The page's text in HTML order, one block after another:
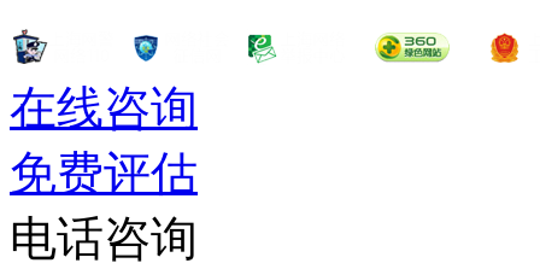
在线咨询
免费评估
电话咨询